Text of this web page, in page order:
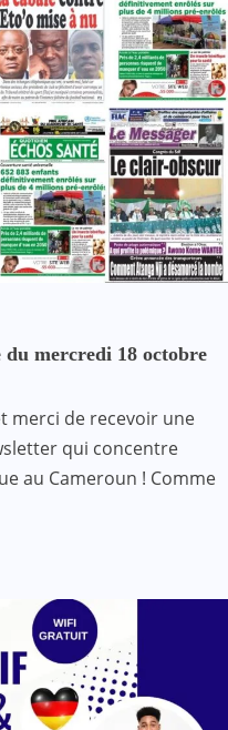
du mercredi 18 octobre
merci de recevoir une
qui concentre
au Cameroun ! Comme